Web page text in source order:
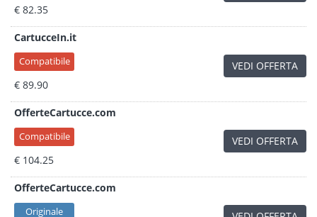
€ 82.35
CartucceIn.it
Compatibile
€ 89.90
VEDI OFFERTA
OfferteCartucce.com
Compatibile
€ 104.25
VEDI OFFERTA
OfferteCartucce.com
Originale